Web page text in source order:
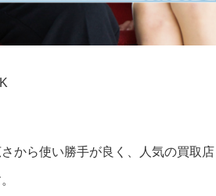
から使い勝手が良く、人気の買取店